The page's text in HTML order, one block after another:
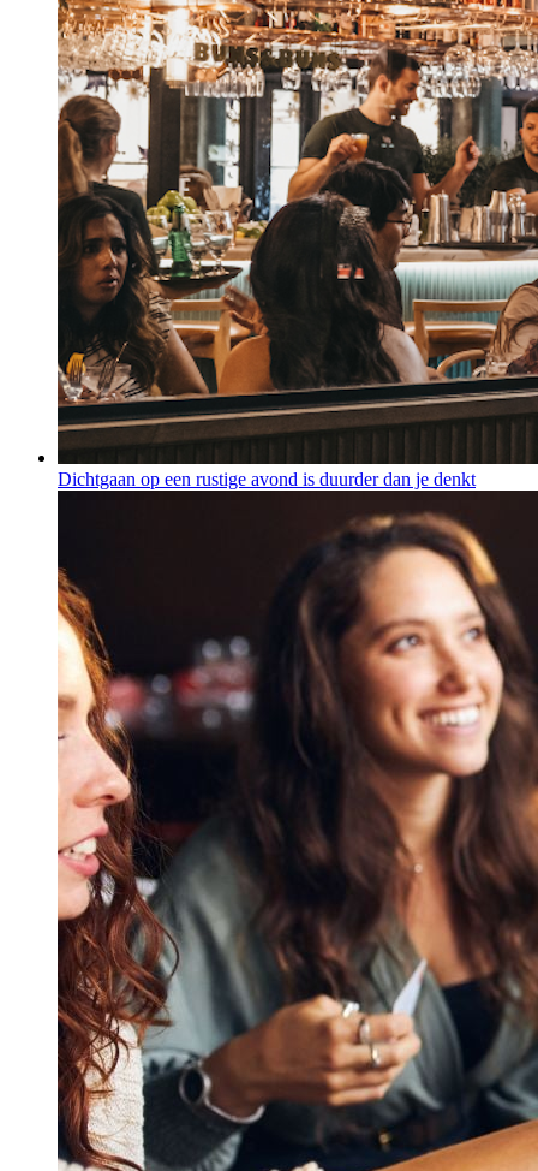
Dichtgaan op een rustige avond is duurder dan je denkt